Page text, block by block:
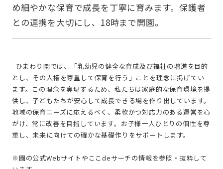
め細やかな保育で成長を丁寧に育みます。保護者
とし、その人権を尊重して保育を行う」ことを理念に掲げてい
ます。この理念を実現するため、私たちは家庭的な保育環境を提
供し、子どもたちが安心して成長できる場を作り出しています。
地域の保育ニーズに応えるべく、柔軟かつ対応力のある運営を心
がけ、常に改善を目指しています。お子様一人ひとりの個性を尊
重し、未来に向けての確かな基礎作りをサポートします。
※園の公式Webサイトやここdeサーチの情報を参照・抜粋して